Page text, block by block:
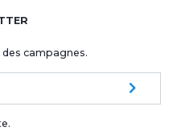
campagnes.